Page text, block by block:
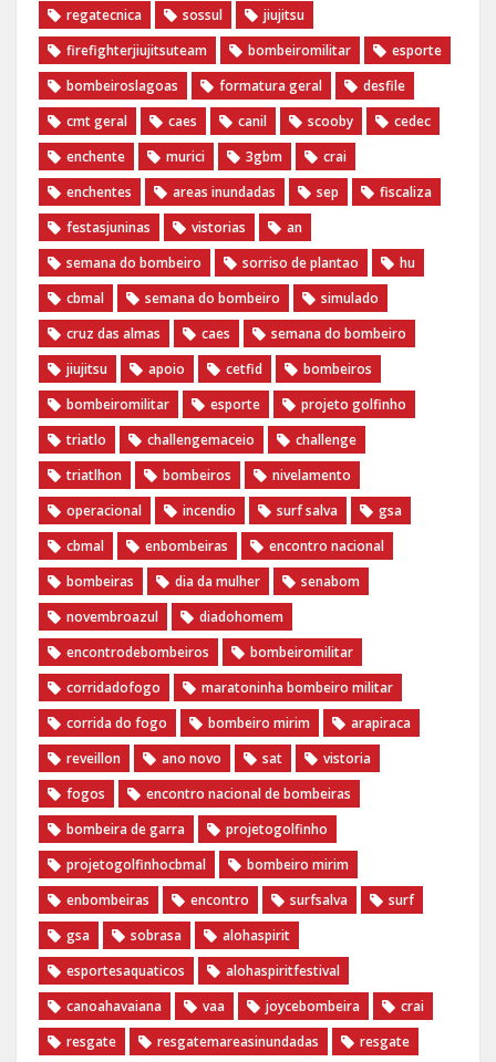
regatecnica
sossul
jiujitsu
firefighterjiujitsuteam
bombeiromilitar
esporte
bombeiroslagoas
formatura geral
desfile
cmt geral
caes canil scooby
cedec
enchente
murici 3gbm
crai
enchentes
areas inundadas sep
fiscaliza
festasjuninas
vistorias
an
semana do bombeiro
sorriso de plantao
hu
cbmal
semana do bombeiro
simulado
cruz das almas
caes
semana do bombeiro
jiujitsu
apoio cetfid
bombeiros
bombeiromilitar
esporte
projeto golfinho
triatlo
challengemaceio
challenge
triatlhon
bombeiros
nivelamento
operacional
incendio surf salva
gsa
cbmal
enbombeiras
encontro nacional
bombeiras
dia da mulher
senabom
novembroazul
diadohomem
encontrodebombeiros
bombeiromilitar
corridadofogo
maratoninha bombeiro militar
corrida do fogo
bombeiro mirim
arapiraca
reveillon
ano novo sat
vistoria
fogos
encontro nacional de bombeiras
bombeira de garra
projetogolfinho
projetogolfinhocbmal
bombeiro mirim
enbombeiras
encontro surfsalva
surf
gsa
sobrasa
alohaspirit
esportesaquaticos
alohaspiritfestival
canoahavaiana
vaa joycebombeira
crai
resgate
resgatemareasinundadas
resgate